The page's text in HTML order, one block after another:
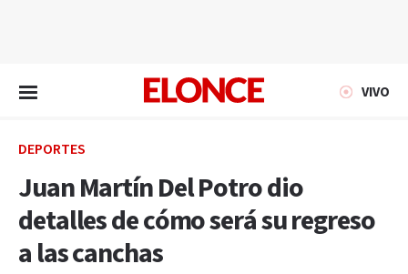
VIVO
DEPORTES
Juan Martín Del Potro dio
detalles de cómo será su regreso
a las canchas